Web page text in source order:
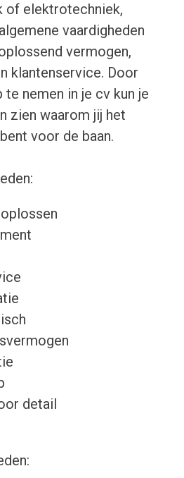
of elektrotechniek,
vaardigheden
vermogen,
klantenservice. Door
te nemen in je cv kun je
zien waarom jij het
voor de baan.
detail